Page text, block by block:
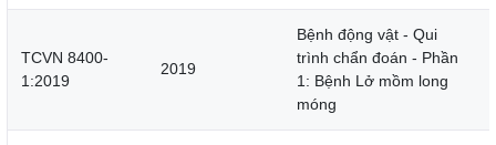
TCVN 8400-
1:2019
2019
Bệnh động vật - Qui
trình chẩn đoán - Phần
1: Bệnh Lở mồm long
móng